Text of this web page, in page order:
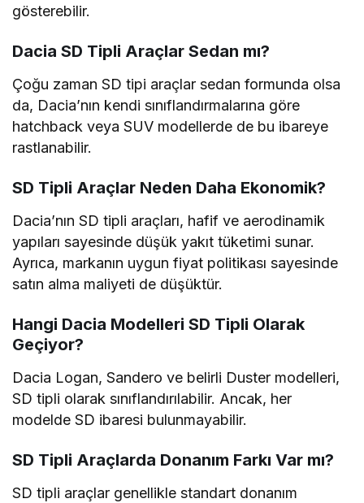
gösterebilir.
Dacia SD Tipli Araçlar Sedan mı?
Çoğu zaman SD tipi araçlar sedan formunda olsa
da, Dacia’nın kendi sınıflandırmalarına göre
hatchback veya SUV modellerde de bu ibareye
rastlanabilir.
SD Tipli Araçlar Neden Daha Ekonomik?
Dacia’nın SD tipli araçları, hafif ve aerodinamik
yapıları sayesinde düşük yakıt tüketimi sunar.
Ayrıca, markanın uygun fiyat politikası sayesinde
satın alma maliyeti de düşüktür.
Hangi Dacia Modelleri SD Tipli Olarak
Geçiyor?
Dacia Logan, Sandero ve belirli Duster modelleri,
SD tipli olarak sınıflandırılabilir. Ancak, her
modelde SD ibaresi bulunmayabilir.
SD Tipli Araçlarda Donanım Farkı Var mı?
SD tipli araçlar genellikle standart donanım